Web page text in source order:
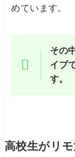
めています。
その
イブ
す。
高校生がリ